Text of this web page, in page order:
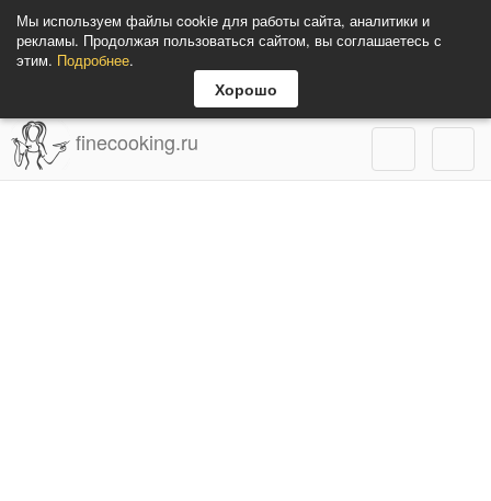
Мы используем файлы cookie для работы сайта, аналитики и
рекламы. Продолжая пользоваться сайтом, вы соглашаетесь с
этим. Подробнее.
Хорошо
finecooking.ru